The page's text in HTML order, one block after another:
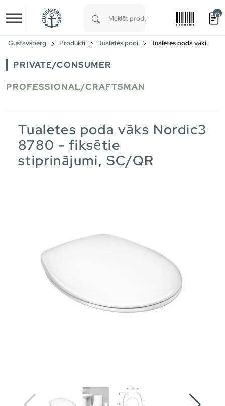
Skip to main content
0
Gustavsberg Produkti Tualetes podi Tualetes poda vāki
PRIVATE/CONSUMER
PROFESSIONAL/CRAFTSMAN
Tualetes poda vāks Nordic3
8780 - fiksētie
stiprinājumi, SC/QR